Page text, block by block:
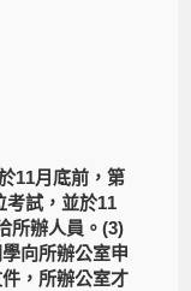
11月底前，第
考試，並於11
所辦人員。(3)
向所辦公室申
，所辦公室才